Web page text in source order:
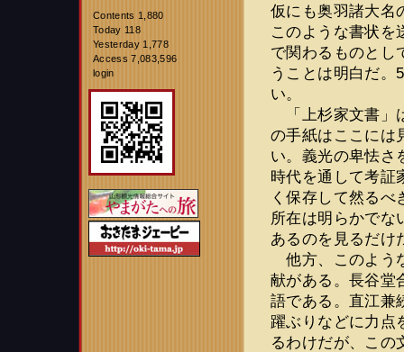
Contents 1,880
Today 118
Yesterday 1,778
Access 7,083,596
login
仮にも奥羽諸大名
このような書状を
で関わるものとし
うことは明白だ。
い。
「上杉家文書」
の手紙はここには
い。義光の卑怯さ
時代を通して考証
く保存して然る
所在は明らかでな
あるのを見るだけ
他方、このよう
献がある。長谷堂
語である。直江兼
躍ぶりなどに力点
るわけだが、この